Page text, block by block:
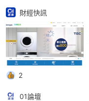
財經快訊
2
01論壇